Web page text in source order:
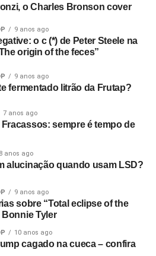
o Charles Bronson cover
9 anos ago
o c (*) de Peter Steele na
origin of the feces”
9 anos ago
fermentado litrão da Frutap?
7 anos ago
sempre é tempo de
8 anos ago
alucinação quando usam LSD?
9 anos ago
sobre “Total eclipse of the
Bonnie Tyler
10 anos ago
cagado na cueca – confira